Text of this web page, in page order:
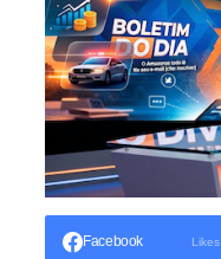
Facebook Likes